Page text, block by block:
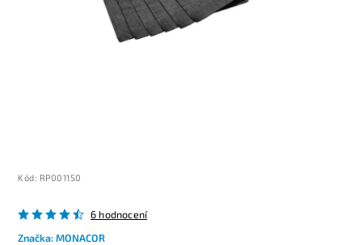
Kód: RP001150
6 hodnocení
Značka:MONACOR